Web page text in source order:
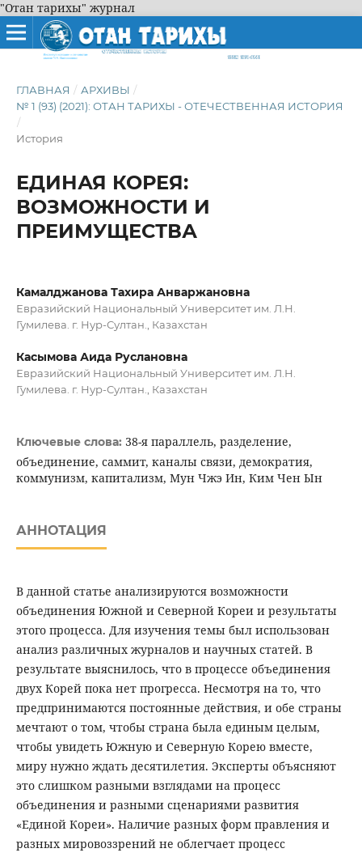
"Отан тарихы" журнал
ГЛАВНАЯ / АРХИВЫ /
№ 1 (93) (2021): ОТАН ТАРИХЫ - ОТЕЧЕСТВЕННАЯ ИСТОРИЯ
/
История
ЕДИНАЯ КОРЕЯ:
ВОЗМОЖНОСТИ И
ПРЕИМУЩЕСТВА
Камалджанова Тахира Анваржановна
Евразийский Национальный Университет им. Л.Н.
Гумилева. г. Нур-Султан., Казахстан
Касымова Аида Руслановна
Евразийский Национальный Университет им. Л.Н.
Гумилева. г. Нур-Султан., Казахстан
Ключевые слова: 38-я параллель, разделение,
объединение, саммит, каналы связи, демократия,
коммунизм, капитализм, Мун Чжэ Ин, Ким Чен Ын
АННОТАЦИЯ
В данной статье анализируются возможности
объединения Южной и Северной Кореи и результаты
этого процесса. Для изучения темы был использован
анализ различных журналов и научных статей. В
результате выяснилось, что в процессе объединения
двух Корей пока нет прогресса. Несмотря на то, что
предпринимаются постоянные действия, и обе страны
мечтают о том, чтобы страна была единым целым,
чтобы увидеть Южную и Северную Корею вместе,
миру нужно ждать десятилетия. Эксперты объясняют
это слишком разными взглядами на процесс
объединения и разными сценариями развития
«Единой Кореи». Наличие разных форм правления и
разных мировоззрений не облегчает процесс